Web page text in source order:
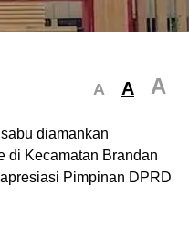
A A A
diamankan
di Kecamatan Brandan
Pimpinan DPRD